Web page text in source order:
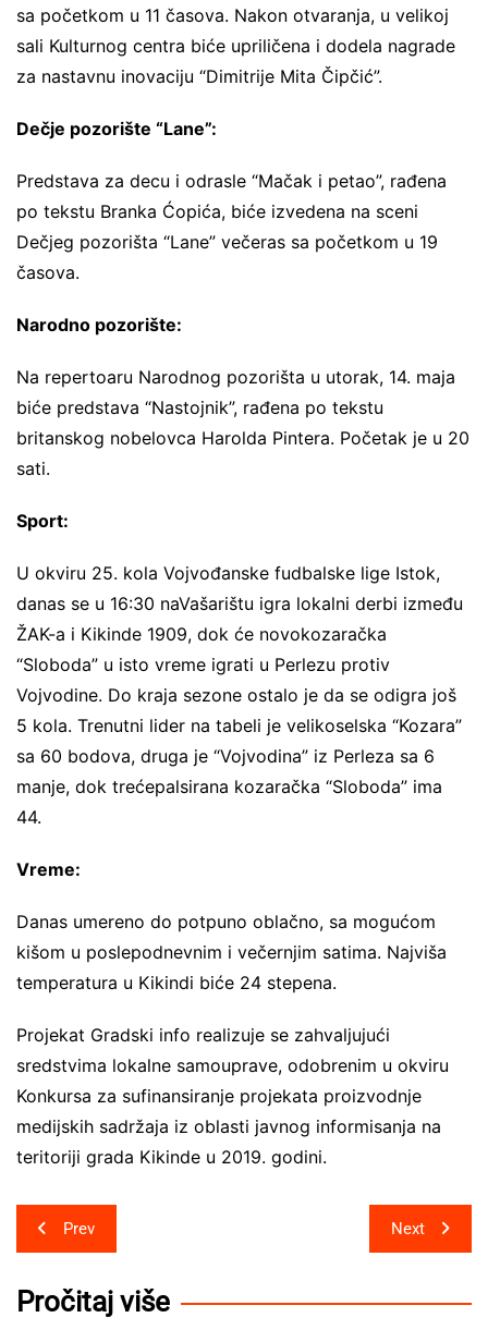
sa početkom u 11 časova. Nakon otvaranja, u velikoj
sali Kulturnog centra biće upriličena i dodela nagrade
za nastavnu inovaciju “Dimitrije Mita Čipčić”.
Dečje pozorište “Lane”:
Predstava za decu i odrasle “Mačak i petao”, rađena
po tekstu Branka Ćopića, biće izvedena na sceni
Dečjeg pozorišta “Lane” večeras sa početkom u 19
časova.
Narodno pozorište:
Na repertoaru Narodnog pozorišta u utorak, 14. maja
biće predstava “Nastojnik”, rađena po tekstu
britanskog nobelovca Harolda Pintera. Početak je u 20
sati.
Sport:
U okviru 25. kola Vojvođanske fudbalske lige Istok,
danas se u 16:30 naVašarištu igra lokalni derbi između
ŽAK-a i Kikinde 1909, dok će novokozaračka
“Sloboda” u isto vreme igrati u Perlezu protiv
Vojvodine. Do kraja sezone ostalo je da se odigra još
5 kola. Trenutni lider na tabeli je velikoselska “Kozara”
sa 60 bodova, druga je “Vojvodina” iz Perleza sa 6
manje, dok trećepalsirana kozaračka “Sloboda” ima
44.
Vreme:
Danas umereno do potpuno oblačno, sa mogućom
kišom u poslepodnevnim i večernjim satima. Najviša
temperatura u Kikindi biće 24 stepena.
Projekat Gradski info realizuje se zahvaljujući
sredstvima lokalne samouprave, odobrenim u okviru
Konkursa za sufinansiranje projekata proizvodnje
medijskih sadržaja iz oblasti javnog informisanja na
teritoriji grada Kikinde u 2019. godini.
Post
navigation
Prev Next
Pročitaj više